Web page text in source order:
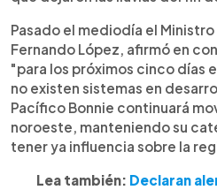
Pasado el mediodía el
Fernando López, afirmó en
"para los próximos cinco días
no existen sistemas en
Pacífico Bonnie continuará
noroeste, manteniendo su
tener ya influencia sobre la
Lea también: Declaran